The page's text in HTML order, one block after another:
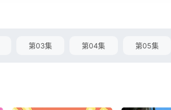
第03集 第04集 第05集